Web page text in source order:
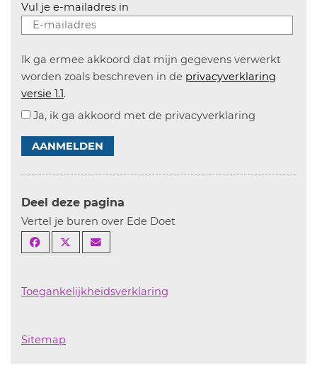
Vul je e-mailadres in
Ik ga ermee akkoord dat mijn gegevens verwerkt
worden zoals beschreven in de privacyverklaring
versie 1.1.
Ja, ik ga akkoord met de privacyverklaring
AANMELDEN
Deel deze pagina
Vertel je buren over Ede Doet
Toegankelijkheidsverklaring
Sitemap